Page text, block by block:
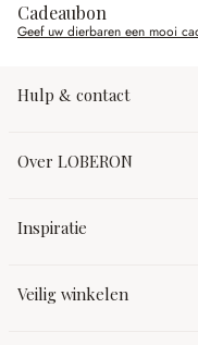
Cadeaubon
Geef uw dierbaren een mooi
Hulp & contact
Over LOBERON
Inspiratie
Veilig winkelen